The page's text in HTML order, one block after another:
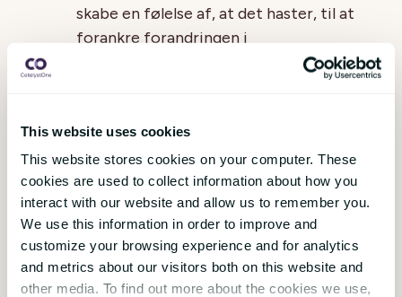
This website uses cookies
This website stores cookies on your computer. These
cookies are used to collect information about how you
interact with our website and allow us to remember you.
We use this information in order to improve and
customize your browsing experience and for analytics
and metrics about our visitors both on this website and
other media. To find out more about the cookies we use,
skabe en følelse af, at det haster, til at
forankre forandringen i
model opdeler forandringsprocessen i
Refreeze. Modellen understreger
vigtigheden af at forberede
organisationen på forandring,
implementere forandringen og
derefter stabilisere den nye situation.